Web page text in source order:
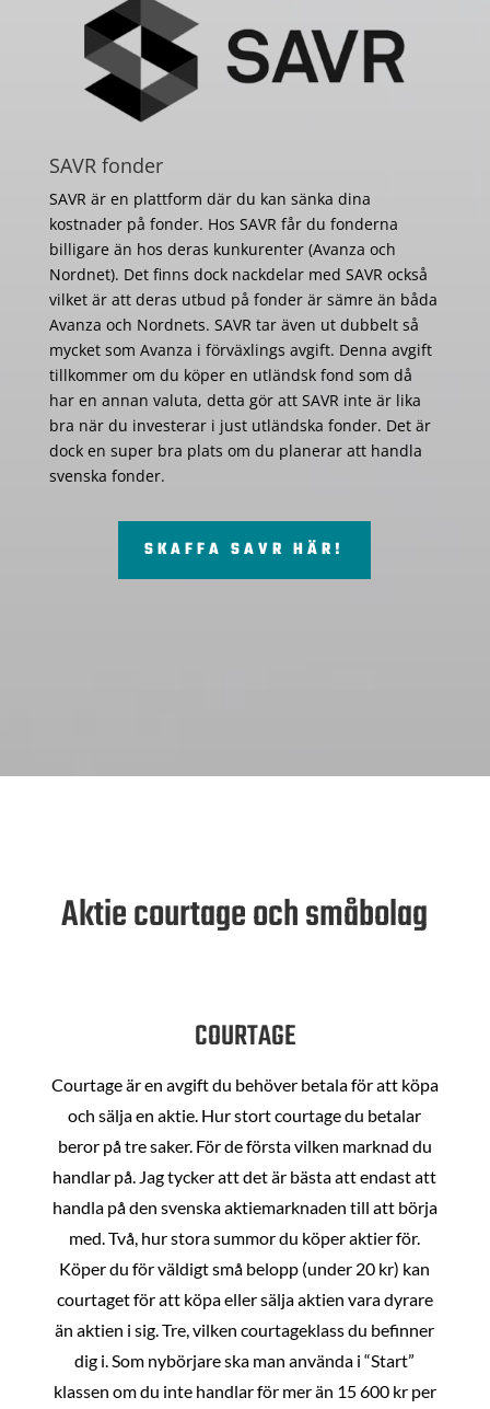
SAVR fonder
SAVR är en plattform där du kan sänka dina
kostnader på fonder. Hos SAVR får du fonderna
billigare än hos deras kunkurenter (Avanza och
Nordnet). Det finns dock nackdelar med SAVR också
vilket är att deras utbud på fonder är sämre än båda
Avanza och Nordnets. SAVR tar även ut dubbelt så
mycket som Avanza i förväxlings avgift. Denna avgift
tillkommer om du köper en utländsk fond som då
har en annan valuta, detta gör att SAVR inte är lika
bra när du investerar i just utländska fonder. Det är
dock en super bra plats om du planerar att handla
svenska fonder.
SKAFFA SAVR HÄR!
Aktie courtage och småbolag
COURTAGE
Courtage är en avgift du behöver betala för att köpa
och sälja en aktie. Hur stort courtage du betalar
beror på tre saker. För de första vilken marknad du
handlar på. Jag tycker att det är bästa att endast att
handla på den svenska aktiemarknaden till att börja
med. Två, hur stora summor du köper aktier för.
Köper du för väldigt små belopp (under 20 kr) kan
courtaget för att köpa eller sälja aktien vara dyrare
än aktien i sig. Tre, vilken courtageklass du befinner
dig i. Som nybörjare ska man använda i “Start”
klassen om du inte handlar för mer än 15 600 kr per